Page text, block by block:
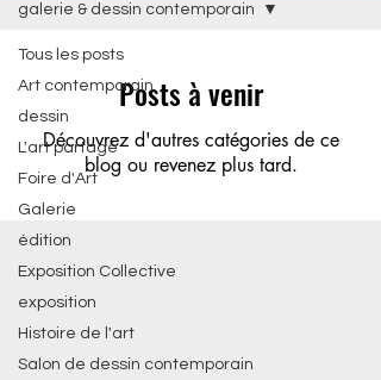
Tous les posts
Art contemporain
dessin
L'art partagé
Foire d'Art
Galerie
édition
Exposition Collective
exposition
Histoire de l'art
Salon de dessin contemporain
galerie & dessin contemporain
Posts à venir
Découvrez d'autres catégories de ce
blog ou revenez plus tard.